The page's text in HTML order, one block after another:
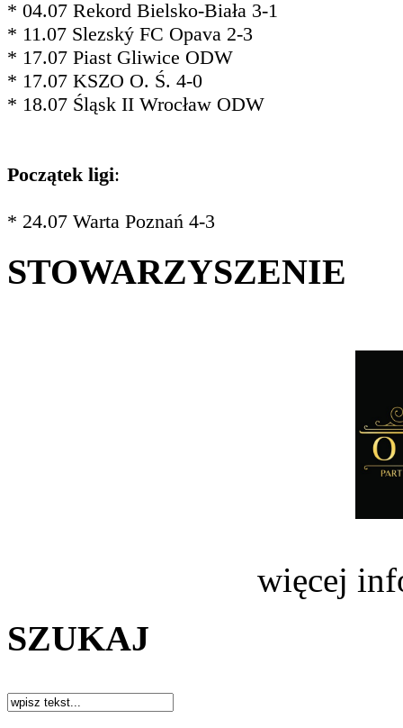
* 04.07 Rekord Bielsko-Biała 3-1
* 11.07 Slezský FC Opava 2-3
* 17.07 Piast Gliwice ODW
* 17.07 KSZO O. Ś. 4-0
* 18.07 Śląsk II Wrocław ODW
Początek ligi:
* 24.07 Warta Poznań 4-3
STOWARZYSZENIE
więcej
SZUKAJ